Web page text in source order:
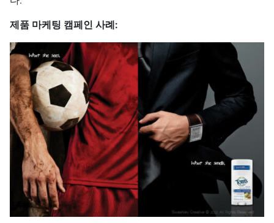
제품 마케팅 캠페인 사례: